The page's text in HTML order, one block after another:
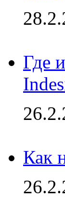
Где
Как